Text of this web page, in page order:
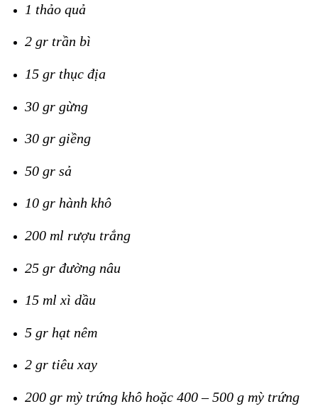
1 thảo quả
2 gr trần bì
15 gr thục địa
30 gr gừng
30 gr giềng
50 gr sả
10 gr hành khô
200 ml rượu trắng
25 gr đường nâu
15 ml xì dầu
5 gr hạt nêm
2 gr tiêu xay
200 gr mỳ trứng khô hoặc 400 – 500 g mỳ trứng